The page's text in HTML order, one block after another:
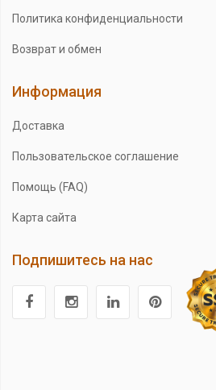
Политика конфиденциальности
Возврат и обмен
Информация
Доставка
Пользовательское соглашение
Помощь (FAQ)
Карта сайта
Подпишитесь на нас